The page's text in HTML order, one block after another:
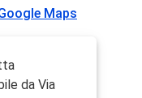
Maps
da Via